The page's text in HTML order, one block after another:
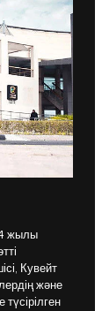
жылы
Кувейт
және